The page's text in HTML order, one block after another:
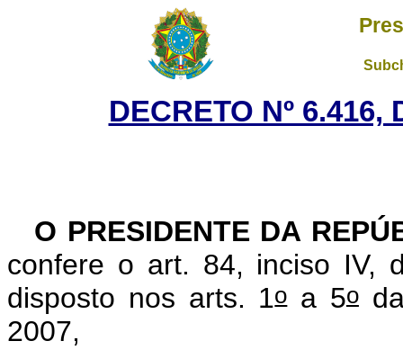
DECRETO Nº 6.416,
O PRESIDENTE DA
confere o art. 84, inciso IV,
disposto nos arts. 1oa 5o
2007,